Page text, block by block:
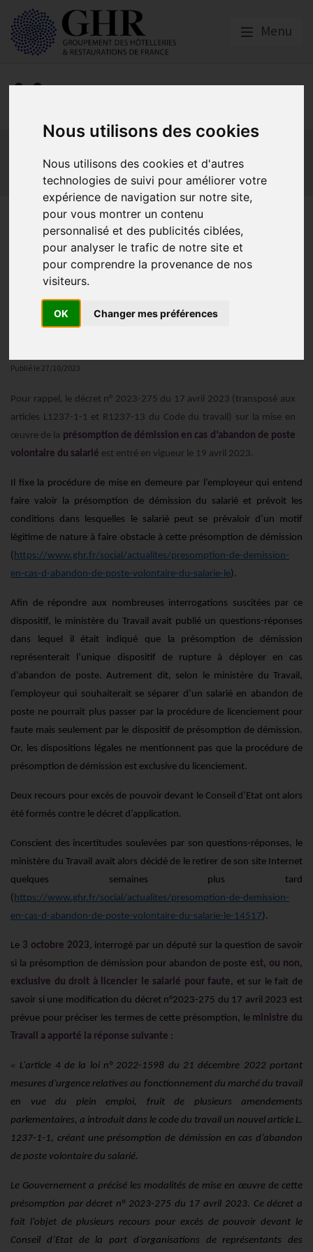
Nous utilisons des cookies
Nous utilisons des cookies et d'autres
technologies de suivi pour améliorer votre
expérience de navigation sur notre site,
pour vous montrer un contenu
personnalisé et des publicités ciblées,
pour analyser le trafic de notre site et
pour comprendre la provenance de nos
visiteurs.
OK Changer mes préférences
Menu
Les obligations liées à l’exécution du contrat de travail
Les obligations liées à l’extinction du contrat
La présomption de démission
est-elle exclusive du droit de
licencier le salarié pour
faute ?
Publié le 27/10/2023
Pour rappel, le décret n° 2023-275 du 17 avril 2023 (transposé aux
articles L1237-1-1 et R1237-13 du Code du travail) sur la mise en
œuvre de la présomption de démission en cas d’abandon de poste
volontaire du salarié est entré en vigueur le 19 avril 2023.
Il fixe la procédure de mise en demeure par l’employeur qui entend
faire valoir la présomption de démission du salarié et prévoit les
conditions dans lesquelles le salarié peut se prévaloir d’un motif
légitime de nature à faire obstacle à cette présomption de démission
( https://www.ghr.fr/social/actualites/presomption-de-demission-
en-cas-d-abandon-de-poste-volontaire-du-salarie-le).
Afin de répondre aux nombreuses interrogations suscitées par ce
dispositif, le ministère du Travail avait publié un questions-réponses
dans lequel il était indiqué que la présomption de démission
représenterait l’unique dispositif de rupture à déployer en cas
d’abandon de poste. Autrement dit, selon le ministère du Travail,
l’employeur qui souhaiterait se séparer d’un salarié en abandon de
poste ne pourrait plus passer par la procédure de licenciement pour
faute mais seulement par le dispositif de présomption de démission.
Or, les dispositions légales ne mentionnent pas que la procédure de
présomption de démission est exclusive du licenciement.
Deux recours pour excès de pouvoir devant le Conseil d’Etat ont alors
été formés contre le décret d’application.
Conscient des incertitudes soulevées par son questions-réponses, le
ministère du Travail avait alors décidé de le retirer de son site Internet
quelques semaines plus tard
( https://www.ghr.fr/social/actualites/presomption-de-demission-
en-cas-d-abandon-de-poste-volontaire-du-salarie-le-14517).
Le 3 octobre 2023, interrogé par un député sur la question de savoir
si la présomption de démission pour abandon de poste est, ou non,
exclusive du droit à licencier le salarié pour faute, et sur le fait de
savoir si une modification du décret n°2023-275 du 17 avril 2023 est
prévue pour préciser les termes de cette présomption, le ministre du
Travail a apporté la réponse suivante :
« L’article 4 de la loi n° 2022-1598 du 21 décembre 2022 portant
mesures d’urgence relatives au fonctionnement du marché du travail
en vue du plein emploi, fruit de plusieurs amendements
parlementaires, a introduit dans le code du travail un nouvel article L.
1237-1-1, créant une présomption de démission en cas d’abandon
de poste volontaire du salarié.
Le Gouvernement a précisé les modalités de mise en œuvre de cette
présomption par décret n° 2023-275 du 17 avril 2023. Ce décret a
fait l’objet de plusieurs recours pour excès de pouvoir devant le
Conseil d’Etat de la part d’organisations de représentants des